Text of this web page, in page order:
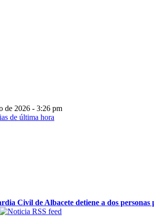
de 2026 - 3:26 pm
Civil de Albacete detiene a dos personas